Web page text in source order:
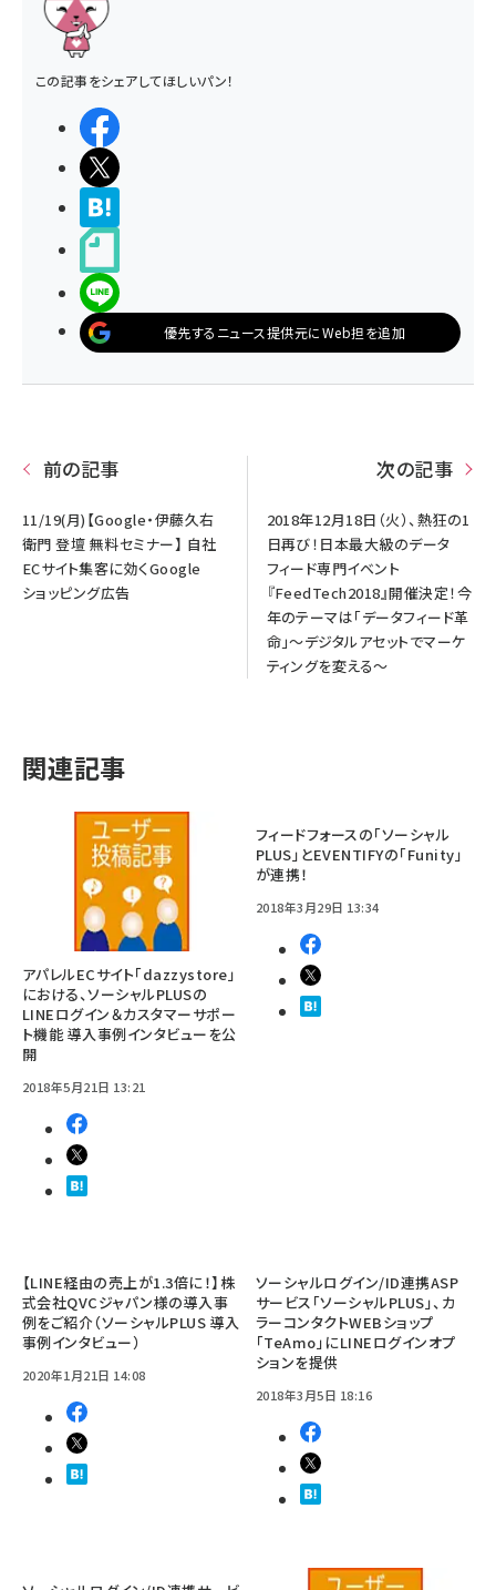
この記事をシェアしてほしいパン！
優先するニュース提供元にWeb担を追加
前の記事
11/19(月)【Google・伊藤久右
衛門 登壇 無料セミナー】 自社
ECサイト集客に効くGoogle
ショッピング広告
次の記事
2018年12月18日（火）、熱狂の1
日再び！日本最大級のデータ
フィード専門イベント
『FeedTech2018』開催決定！今
年のテーマは「データフィード革
命」～デジタルアセットでマーケ
ティングを変える～
関連記事
アパレルECサイト「dazzystore」
における、ソーシャルPLUSの
LINEログイン＆カスタマーサポー
ト機能 導入事例インタビューを公
開
2018年5月21日 13:21
フィードフォースの「ソーシャル
PLUS」とEVENTIFYの「Funity」
が連携！
2018年3月29日 13:34
【LINE経由の売上が1.3倍に！】株
式会社QVCジャパン様の導入事
例をご紹介（ソーシャルPLUS 導入
事例インタビュー）
2020年1月21日 14:08
ソーシャルログイン/ID連携ASP
サービス「ソーシャルPLUS」、カ
ラーコンタクトWEBショップ
「TeAmo」にLINEログインオプ
ションを提供
2018年3月5日 18:16